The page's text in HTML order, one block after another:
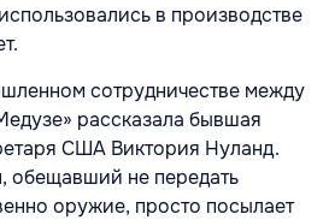
в производстве
сотрудничестве между
рассказала бывшая
США Виктория Нуланд.
обещавший не передать
оружие, просто посылает